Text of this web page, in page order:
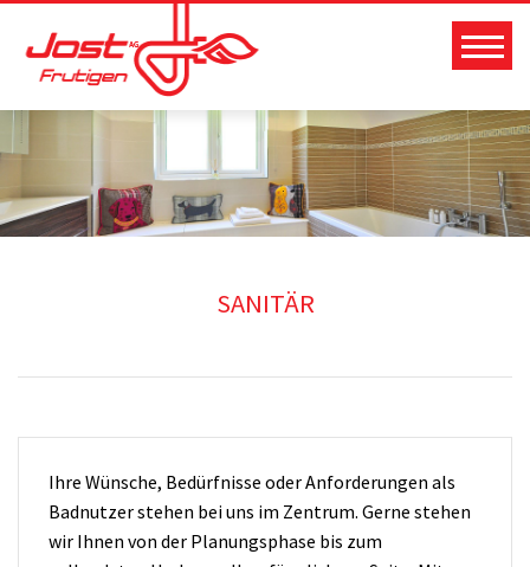
Zum
Inhalt
springen
SANITÄR
Ihre Wünsche, Bedürfnisse oder Anforderungen als
Badnutzer stehen bei uns im Zentrum. Gerne stehen
wir Ihnen von der Planungsphase bis zum